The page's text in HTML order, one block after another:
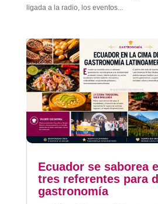
ligada a la radio, los eventos...
Ecuador se saborea
tres referentes para
gastronomía